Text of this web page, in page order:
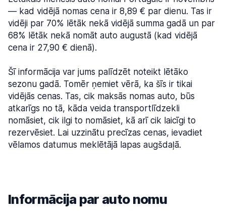
— kad vidējā nomas cena ir 8,89 € par dienu. Tas ir
vidēji par 70% lētāk nekā vidējā summa gadā un par
68% lētāk nekā nomāt auto augustā (kad vidējā
cena ir 27,90 € dienā).
Šī informācija var jums palīdzēt noteikt lētāko
sezonu gadā. Tomēr ņemiet vērā, ka šīs ir tikai
vidējās cenas. Tas, cik maksās nomas auto, būs
atkarīgs no tā, kāda veida transportlīdzekli
nomāsiet, cik ilgi to nomāsiet, kā arī cik laicīgi to
rezervēsiet. Lai uzzinātu precīzas cenas, ievadiet
vēlamos datumus meklētājā lapas augšdaļā.
Informācija par auto nomu